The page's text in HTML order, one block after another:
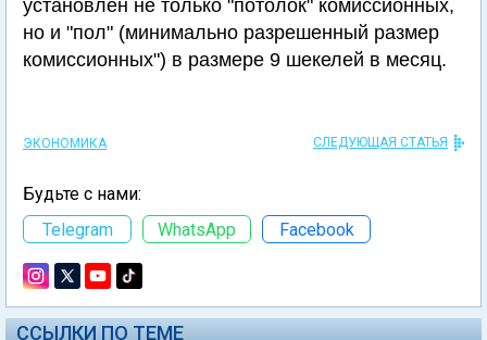
установлен не только "потолок" комиссионных,
но и "пол" (минимально разрешенный размер
комиссионных") в размере 9 шекелей в месяц.
ЭКОНОМИКА СЛЕДУЮЩАЯ СТАТЬЯ
Будьте с нами:
Telegram
WhatsApp Facebook
ССЫЛКИ ПО ТЕМЕ